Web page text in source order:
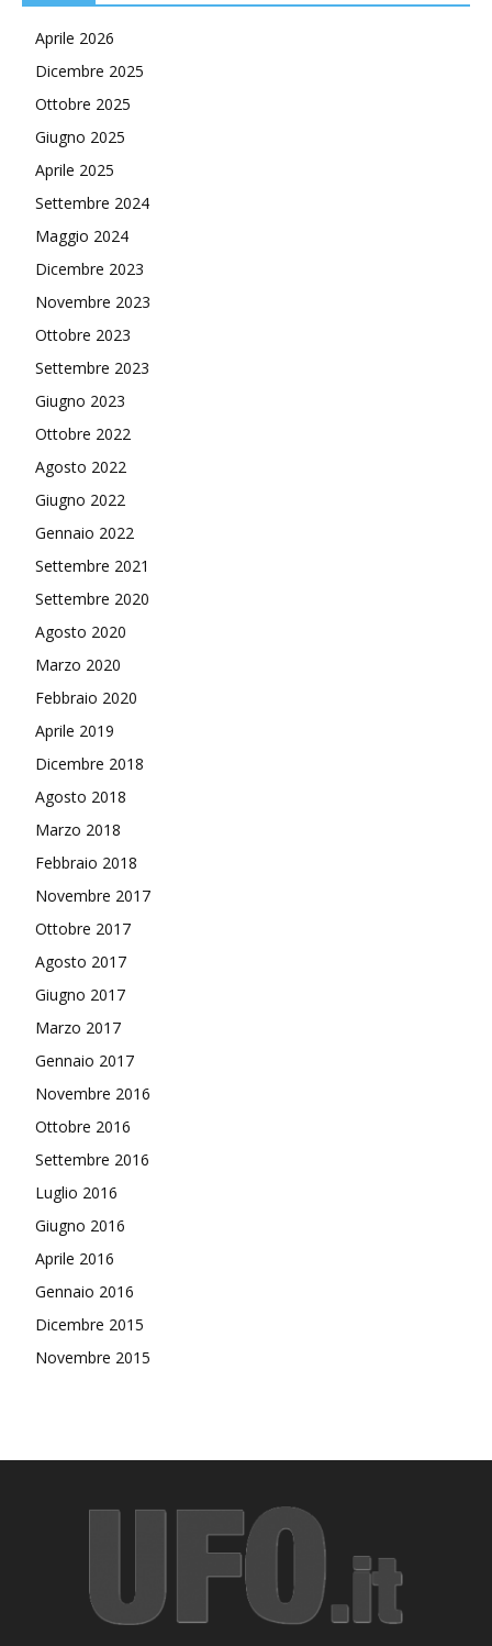
Aprile 2026
Dicembre 2025
Ottobre 2025
Giugno 2025
Aprile 2025
Settembre 2024
Maggio 2024
Dicembre 2023
Novembre 2023
Ottobre 2023
Settembre 2023
Giugno 2023
Ottobre 2022
Agosto 2022
Giugno 2022
Gennaio 2022
Settembre 2021
Settembre 2020
Agosto 2020
Marzo 2020
Febbraio 2020
Aprile 2019
Dicembre 2018
Agosto 2018
Marzo 2018
Febbraio 2018
Novembre 2017
Ottobre 2017
Agosto 2017
Giugno 2017
Marzo 2017
Gennaio 2017
Novembre 2016
Ottobre 2016
Settembre 2016
Luglio 2016
Giugno 2016
Aprile 2016
Gennaio 2016
Dicembre 2015
Novembre 2015